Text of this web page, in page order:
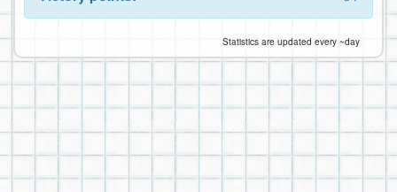
Statistics are updated every ~day